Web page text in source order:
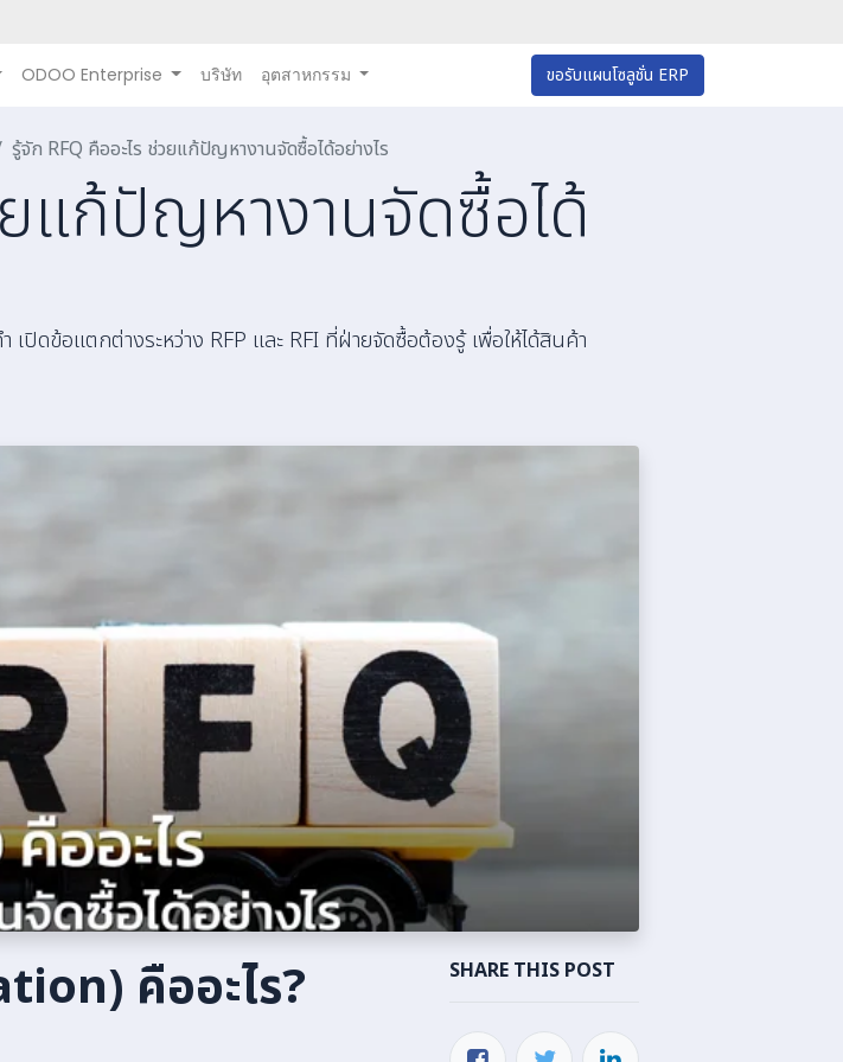
ODOO Enterprise บริษัท อุตสาหกรรม ขอรับแผนโซลูชั่น ERP
รู้จัก RFQ คืออะไร ช่วยแก้ปัญหางานจัดซื้อได้อย่างไร
แก้ปัญหางานจัดซื้อได้
ดข้อแตกต่างระหว่าง RFP และ RFI ที่ฝ่ายจัดซื้อต้องรู้ เพื่อให้ได้สินค้า
คืออะไร?
SHARE THIS POST